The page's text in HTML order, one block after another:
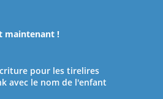
maintenant !
pour les tirelires
avec le nom de l'enfant